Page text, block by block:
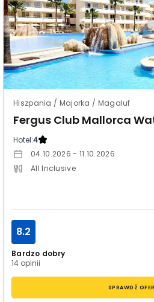
Hiszpania / Majorka / Magaluf
Fergus Club Mallorca
Hotel:4
04.10.2026 - 11.10.2026
All Inclusive
Bardzo dobry
14 opinii
8.2
SPRAWDŹ